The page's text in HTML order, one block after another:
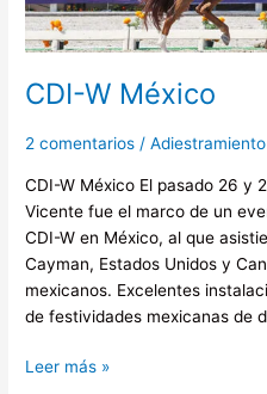
CDI-W México
2 comentarios /Adiestramiento
CDI-W México El pasado 26 y
Vicente fue el marco de un
CDI-W en México, al que
Cayman, Estados Unidos y
mexicanos. Excelentes
de festividades mexicanas de
Leer más »